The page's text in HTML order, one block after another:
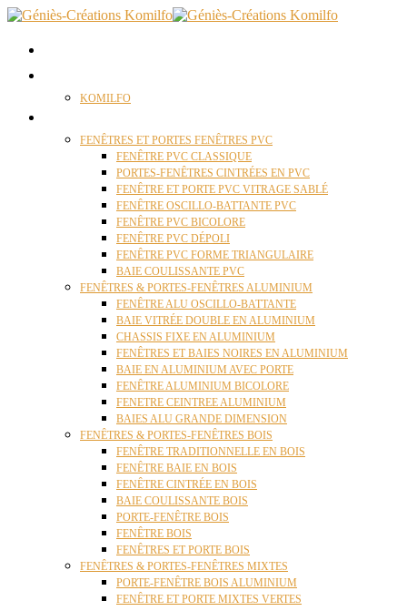
KOMILFO
FENÊTRES ET PORTES FENÊTRES PVC
FENÊTRE PVC CLASSIQUE
PORTES-FENÊTRES CINTRÉES EN PVC
FENÊTRE ET PORTE PVC VITRAGE SABLÉ
FENÊTRE OSCILLO-BATTANTE PVC
FENÊTRE PVC BICOLORE
FENÊTRE PVC DÉPOLI
FENÊTRE PVC FORME TRIANGULAIRE
BAIE COULISSANTE PVC
FENÊTRES & PORTES-FENÊTRES ALUMINIUM
FENÊTRE ALU OSCILLO-BATTANTE
BAIE VITRÉE DOUBLE EN ALUMINIUM
CHASSIS FIXE EN ALUMINIUM
FENÊTRES ET BAIES NOIRES EN ALUMINIUM
BAIE EN ALUMINIUM AVEC PORTE
FENÊTRE ALUMINIUM BICOLORE
FENETRE CEINTREE ALUMINIUM
BAIES ALU GRANDE DIMENSION
FENÊTRES & PORTES-FENÊTRES BOIS
FENÊTRE TRADITIONNELLE EN BOIS
FENÊTRE BAIE EN BOIS
FENÊTRE CINTRÉE EN BOIS
BAIE COULISSANTE BOIS
PORTE-FENÊTRE BOIS
FENÊTRE BOIS
FENÊTRES ET PORTE BOIS
FENÊTRES & PORTES-FENÊTRES MIXTES
PORTE-FENÊTRE BOIS ALUMINIUM
FENÊTRE ET PORTE MIXTES VERTES